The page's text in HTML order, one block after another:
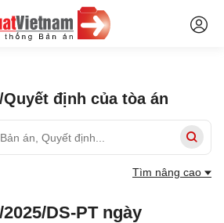
định của tòa án
Tìm nâng cao
DS-PT ngày